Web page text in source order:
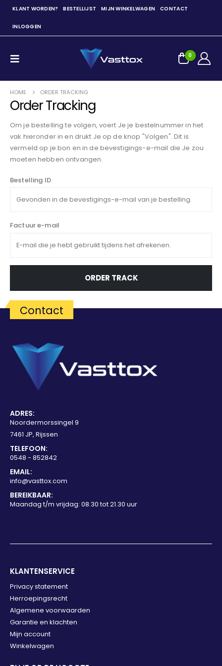
KLANT WORDEN? BESTELLIJST MIJN WINKELWAGEN CONTACT
INLOGGEN
0
HOME ORDER TRACKING
Order Tracking
Om je bestelling te volgen, voert Je je bestelnummer in het
vak hieronder in en drukt Je op de knop "Volgen". Dit is
vermeld op je bon en in de bevestigings-e-mail die Je zou
moeten hebben ontvangen.
Bestelling ID
Factuur e-mail
ORDER TRACK
Contact
ADRES:
Noordermorssingel 9
7461 JP, Rijssen
TELEFOON:
0548 - 852842
EMAIL:
info@vasttox.com
BEREIKBAAR:
Maandag t/m vrijdag: 08.30 tot 21.30 uur
KLANTENSERVICE
Privacy statement
Herroepingsrecht
Algemene voorwaarden
Garantie en klachten
Mijn account
Winkelwagen